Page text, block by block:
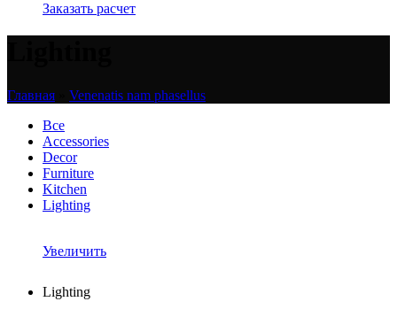
Заказать расчет
Главная
Venenatis nam phasellus
Все
Accessories
Decor
Furniture
Kitchen
Lighting
Увеличить
Lighting